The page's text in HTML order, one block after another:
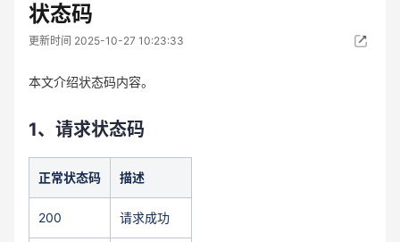
状态码
更新时间 2025-10-27 10:23:33
本文介绍状态码内容。
1、请求状态码
正常状态码 描述
200 请求成功